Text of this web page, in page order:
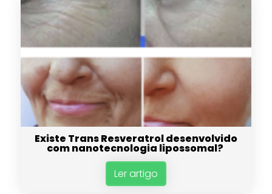
Existe Trans Resveratrol desenvolvido
com nanotecnologia lipossomal?
Ler artigo